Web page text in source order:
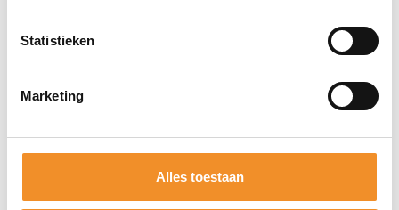
Statistieken
Marketing
Alles toestaan
Bekijk ook eens deze producten